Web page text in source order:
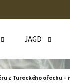
JAGD
z Tureckého ořechu
WAS